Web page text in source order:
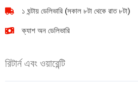
১ ঘন্টায় ডেলিভারি (সকাল ৮টা থেকে রাত ৮টা)
ক্যাশ অন ডেলিভারি
রিটার্ন এবং ওয়ারেন্টি